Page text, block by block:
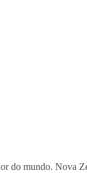
do mundo. Nova